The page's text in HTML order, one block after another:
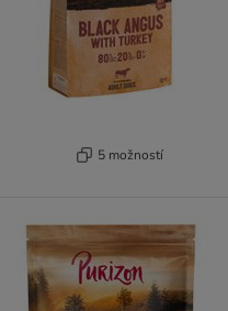
5 možností